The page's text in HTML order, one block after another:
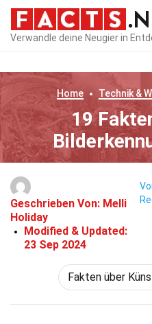
Verwandle deine Neugier in
Home Technik &
19
Geschrieben Von: Melli
Holiday
Modified & Updated:
23 Sep 2024
Fakten über